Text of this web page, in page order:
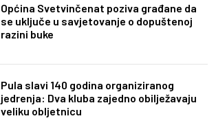
Općina Svetvinčenat poziva građane da
se uključe u savjetovanje o dopuštenoj
razini buke
Pula slavi 140 godina organiziranog
jedrenja: Dva kluba zajedno obilježavaju
veliku obljetnicu